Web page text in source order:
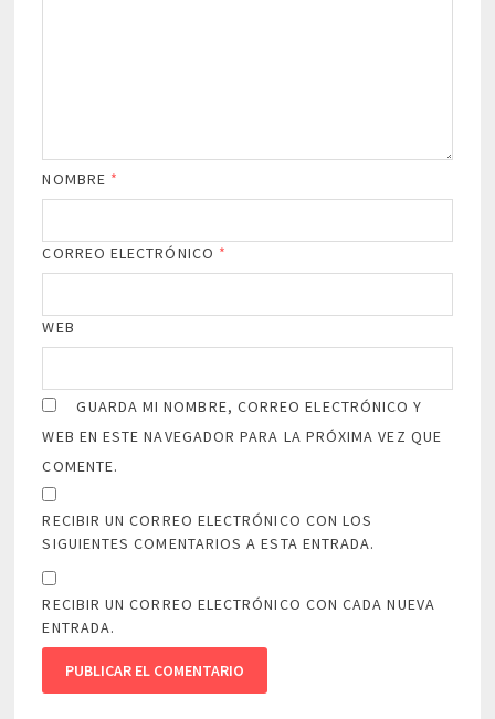
NOMBRE *
CORREO ELECTRÓNICO *
WEB
GUARDA MI NOMBRE, CORREO ELECTRÓNICO Y
WEB EN ESTE NAVEGADOR PARA LA PRÓXIMA VEZ QUE
COMENTE.
RECIBIR UN CORREO ELECTRÓNICO CON LOS
SIGUIENTES COMENTARIOS A ESTA ENTRADA.
RECIBIR UN CORREO ELECTRÓNICO CON CADA NUEVA
ENTRADA.